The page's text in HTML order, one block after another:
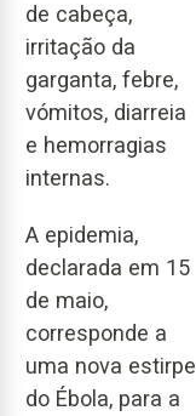
de cabeça,
irritação da
garganta, febre,
vómitos, diarreia
e hemorragias
internas.
A epidemia,
declarada em 15
de maio,
corresponde a
uma nova estirpe
do Ébola, para a